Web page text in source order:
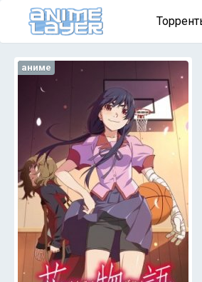
аниме